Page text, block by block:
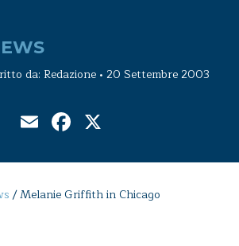
da: Redazione • 20 Settembre 2003
EmailFacebook
/Melanie Griffith in Chicago